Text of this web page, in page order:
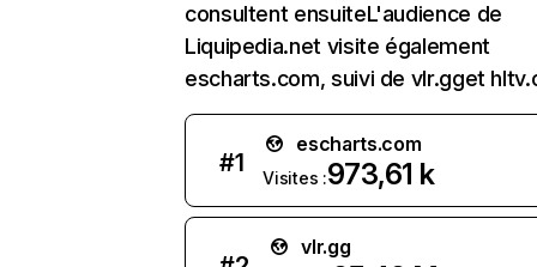
consultent ensuiteL'audience de
Liquipedia.net visite également
escharts.com, suivi de vlr.gget
#1
escharts.com
Visites :973,61 k
vlr.gg